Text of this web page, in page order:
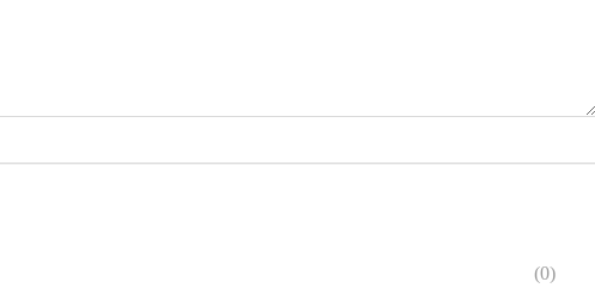
(0)